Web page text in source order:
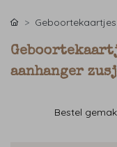
Geboortekaartjes
aanhanger
Bestel